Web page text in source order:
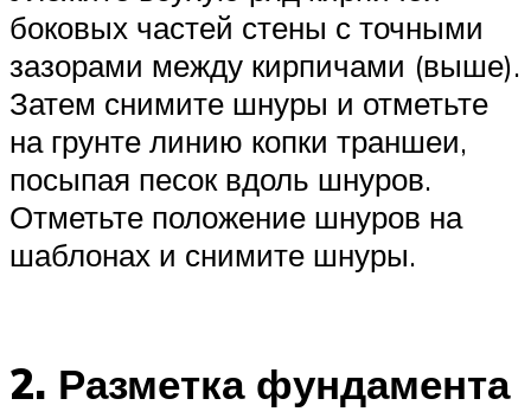
боковых частей стены с точными
зазорами между кирпичами (выше).
Затем снимите шнуры и отметьте
на грунте линию копки траншеи,
посыпая песок вдоль шнуров.
Отметьте положение шнуров на
шаблонах и снимите шнуры.
2. Разметка фундамента